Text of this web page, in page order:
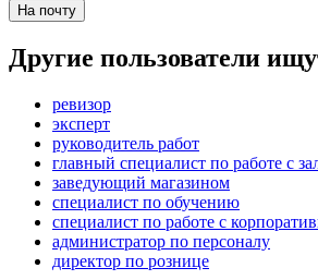
На почту
Другие пользователи
ревизор
эксперт
руководитель работ
главный специалист по работе с
заведующий магазином
специалист по обучению
специалист по работе с
администратор по персоналу
директор по рознице